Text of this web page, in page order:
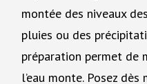
montée des niveaux
pluies ou des
préparation permet de
l’eau monte. Posez